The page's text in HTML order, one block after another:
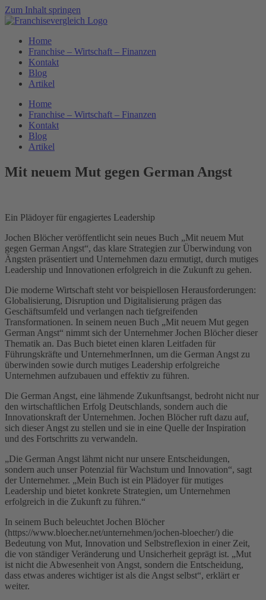
Zum Inhalt springen
Home
Franchise – Wirtschaft – Finanzen
Kontakt
Blog
Artikel
Home
Franchise – Wirtschaft – Finanzen
Kontakt
Blog
Artikel
Mit neuem Mut gegen German Angst
Ein Plädoyer für engagiertes Leadership
Jochen Blöcher veröffentlicht sein neues Buch „Mit neuem Mut
gegen German Angst“, das klare Strategien zur Überwindung von
Ängsten präsentiert und Unternehmen dazu ermutigt, durch mutiges
Leadership und Innovationen erfolgreich in die Zukunft zu gehen.
Die moderne Wirtschaft steht vor beispiellosen Herausforderungen:
Globalisierung, Disruption und Digitalisierung prägen das
Geschäftsumfeld und verlangen nach tiefgreifenden
Transformationen. In seinem neuen Buch „Mit neuem Mut gegen
German Angst“ nimmt sich der Unternehmer Jochen Blöcher dieser
Thematik an. Das Buch bietet einen klaren Leitfaden für
Führungskräfte und UnternehmerInnen, um die German Angst zu
überwinden sowie durch mutiges Leadership erfolgreiche
Unternehmen aufzubauen und effektiv zu führen.
Die German Angst, eine lähmende Zukunftsangst, bedroht nicht nur
den wirtschaftlichen Erfolg Deutschlands, sondern auch die
Innovationskraft der Unternehmen. Jochen Blöcher ruft dazu auf,
sich dieser Angst zu stellen und sie in eine Quelle der Inspiration
und des Fortschritts zu verwandeln.
„Die German Angst lähmt nicht nur unsere Entscheidungen,
sondern auch unser Potenzial für Wachstum und Innovation“, sagt
der Unternehmer. „Mein Buch ist ein Plädoyer für mutiges
Leadership und bietet konkrete Strategien, um Unternehmen
erfolgreich in die Zukunft zu führen.“
In seinem Buch beleuchtet Jochen Blöcher
(https://www.bloecher.net/unternehmen/jochen-bloecher/) die
Bedeutung von Mut, Innovation und Selbstreflexion in einer Zeit,
die von ständiger Veränderung und Unsicherheit geprägt ist. „Mut
ist nicht die Abwesenheit von Angst, sondern die Entscheidung,
dass etwas anderes wichtiger ist als die Angst selbst“, erklärt er
weiter.